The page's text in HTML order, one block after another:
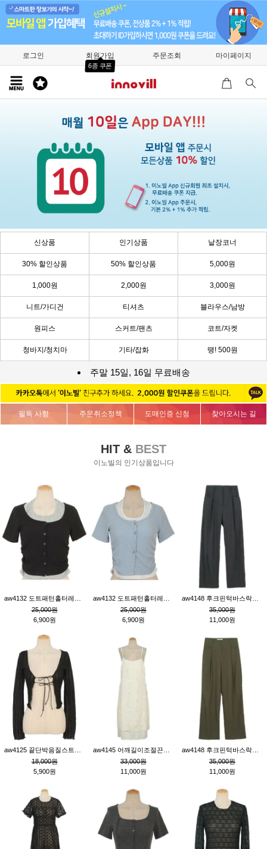
로그인 회원가입
6종 쿠폰
주문조회 마이페이지
신상품 인기상품 낱장코너
30% 할인상품 50% 할인상품 5,000원
1,000원 2,000원 3,000원
니트/가디건 티셔츠 블라우스/남방
원피스 스커트/팬츠 코트/자켓
청바지/청치마 기타/잡화 땡! 500원
주말 15일, 16일 무료배송
필독 사항 주문취소정책 도매인증 신청 찾아오시는 길
HIT & BEST
이노빌의 인기상품입니다
25,000원
6,900원
25,000원
6,900원
35,000원
11,000원
18,000원
5,900원
33,000원
11,000원
35,000원
11,000원